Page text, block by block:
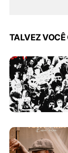
TALVEZ VOCÊ